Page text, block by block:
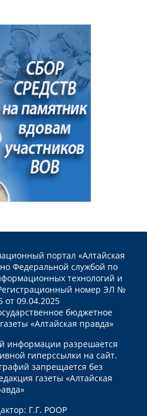
портал «Алтайская
Федеральной службой по
технологий и
номер ЭЛ №
от 09.04.2025
бюджетное
«Алтайская правда»
информации разрешается
гиперссылки на сайт.
запрещается без
газеты «Алтайская
Г.Г. РООР